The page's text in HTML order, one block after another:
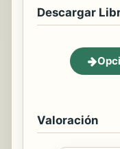
Descargar
Valoración